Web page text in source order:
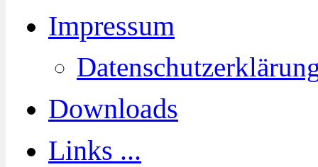
Impressum
Downloads
Links ...